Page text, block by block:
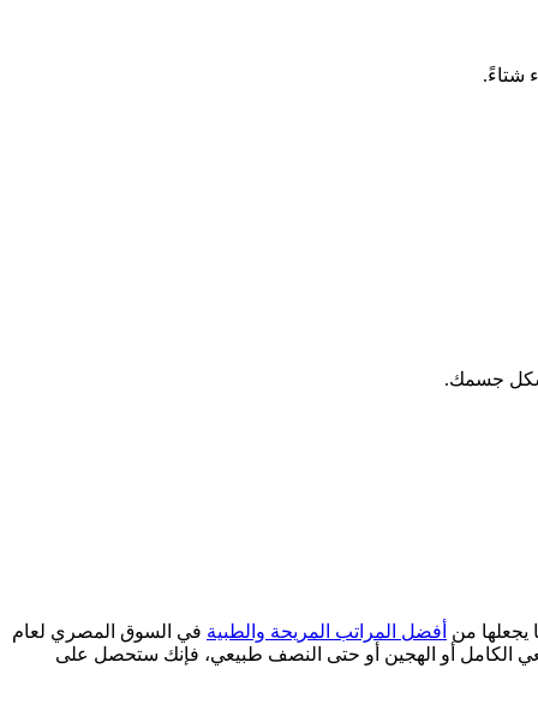
شتاءً.
شكل جسمك.
يجعلها من أفضل المراتب المريحة والطبية في السوق المصري لعام
الكامل أو الهجين أو حتى النصف طبيعي، فإنك ستحصل على